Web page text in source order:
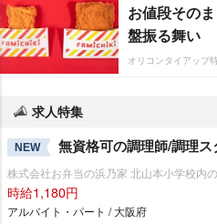
お値段その
盤振る舞い
オリコンタイアップ
求人特集
NEW 無資格可の調理師/調理ス
株式会社お弁当の浜乃家 北山本小学校内
時給1,180円
アルバイト・パート / 大阪府